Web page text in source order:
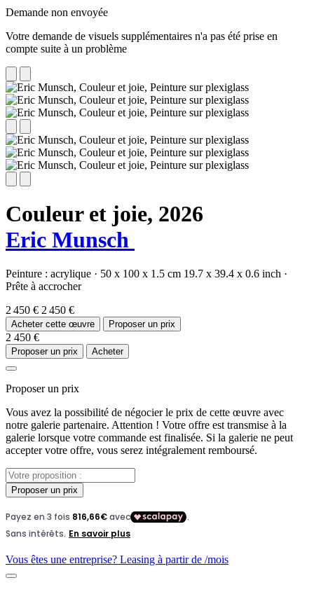
Demande non envoyée
Votre demande de visuels supplémentaires n'a pas été prise en
compte suite à un problème
Couleur et joie, 2026
Eric Munsch
Peinture : acrylique · 50 x 100 x 1.5 cm 19.7 x 39.4 x 0.6 inch ·
Prête à accrocher
2 450 € 2 450 €
Acheter cette œuvre Proposer un prix
2 450 €
Proposer un prix Acheter
Proposer un prix
Vous avez la possibilité de négocier le prix de cette œuvre avec
notre galerie partenaire. Attention ! Votre offre est transmise à la
galerie lorsque votre commande est finalisée. Si la galerie ne peut
accepter votre offre, vous serez intégralement remboursé.
Proposer un prix
Vous êtes une entreprise? Leasing à partir de /mois